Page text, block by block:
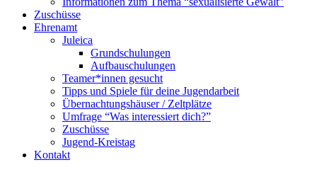
Zuschüsse
Ehrenamt
Juleica
Grundschulungen
Aufbauschulungen
Teamer*innen gesucht
Tipps und Spiele für deine Jugendarbeit
Übernachtungshäuser / Zeltplätze
Umfrage “Was interessiert dich?”
Zuschüsse
Jugend-Kreistag
Kontakt